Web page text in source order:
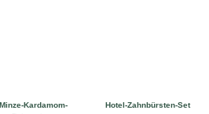
Minze-Kardamom-
Hotel-Zahnbürsten-Set